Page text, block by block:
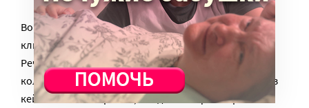
Вопрос работы для заключенных часто становится
ключевым и напрямую связанным с лечением ВИЧ.
Речь об антиреровирусной терапии, которая в
колониях чаще всего не работает. Мы уже помним из
кейса Анны Макаровой, что даже на фоне приема